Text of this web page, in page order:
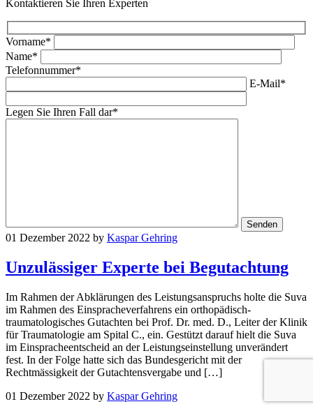
Kontaktieren Sie Ihren Experten
Vorname*
Name*
Telefonnummer*
E-Mail*
Legen Sie Ihren Fall dar*
01 Dezember 2022 by Kaspar Gehring
Unzulässiger Experte bei Begutachtung
Im Rahmen der Abklärungen des Leistungsanspruchs holte die Suva
im Rahmen des Einspracheverfahrens ein orthopädisch-
traumatologisches Gutachten bei Prof. Dr. med. D., Leiter der Klinik
für Traumatologie am Spital C., ein. Gestützt darauf hielt die Suva
im Einspracheentscheid an der Leistungseinstellung unverändert
fest. In der Folge hatte sich das Bundesgericht mit der
Rechtmässigkeit der Gutachtensvergabe und […]
01 Dezember 2022 by Kaspar Gehring